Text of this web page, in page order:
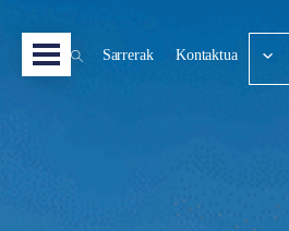
Sarrerak Kontaktua